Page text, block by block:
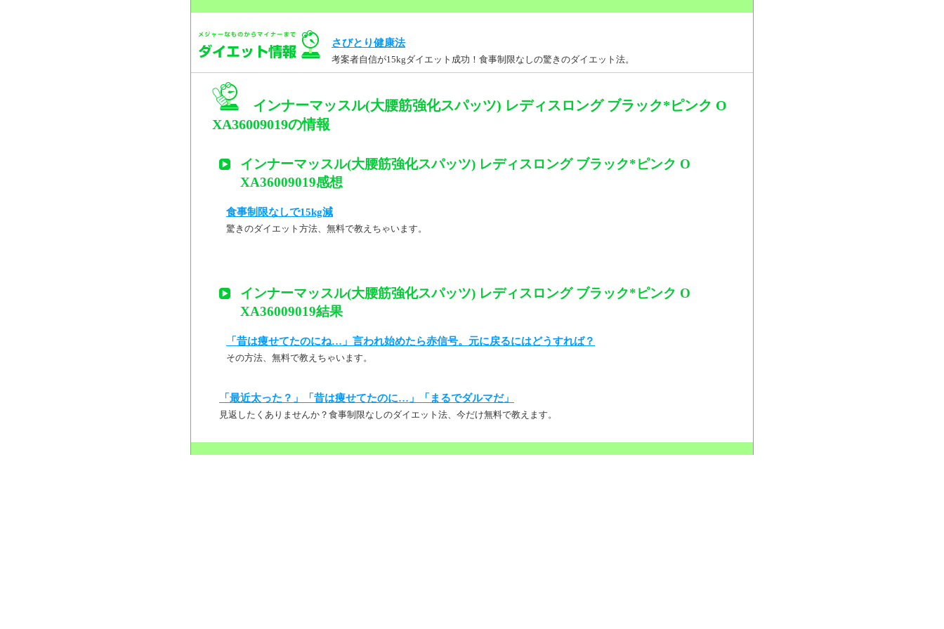
さびとり健康法
考案者自信が15kgダイエット成功！食事制限なしの驚きのダイエット法。
インナーマッスル(大腰筋強化スパッツ) レディスロング ブラック*ピンク O
XA36009019の情報
インナーマッスル(大腰筋強化スパッツ) レディスロング ブラック*ピンク O
XA36009019感想
食事制限なしで15kg減
驚きのダイエット方法、無料で教えちゃいます。
インナーマッスル(大腰筋強化スパッツ) レディスロング ブラック*ピンク O
XA36009019結果
「昔は痩せてたのにね…」言われ始めたら赤信号。元に戻るにはどうすれば？
その方法、無料で教えちゃいます。
「最近太った？」「昔は痩せてたのに…」「まるでダルマだ」
見返したくありませんか？食事制限なしのダイエット法、今だけ無料で教えます。